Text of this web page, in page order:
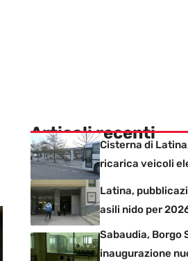
Articoli recenti
Cisterna di
ricarica veicoli
Latina,
asili nido per
Sabaudia, Borgo
inaugurazione